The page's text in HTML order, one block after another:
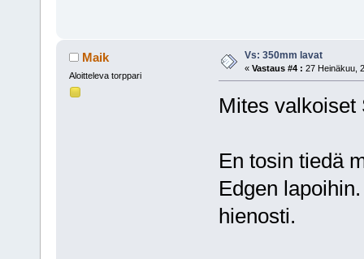
Maik
Aloitteleva torppari
Vs: 350mm lavat
« Vastaus #4 : 27 Heinäkuu,
Mites valkoiset
En tosin tiedä
Edgen
hienosti.